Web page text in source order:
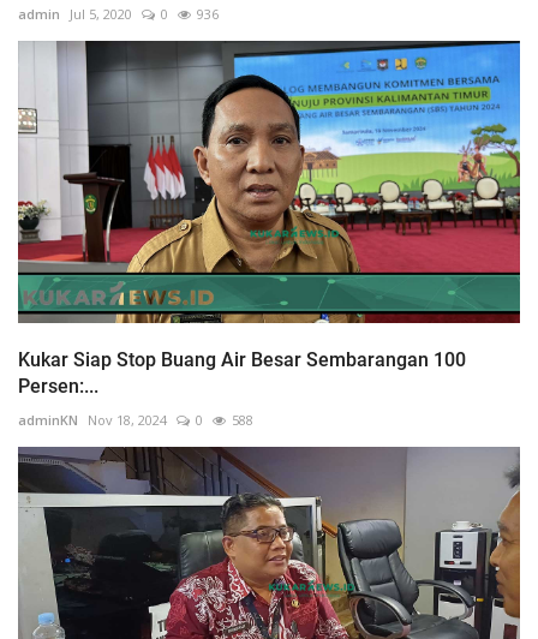
admin Jul 5, 2020 0 936
Kukar Siap Stop Buang Air Besar Sembarangan 100
Persen:...
adminKN Nov 18, 2024 0 588